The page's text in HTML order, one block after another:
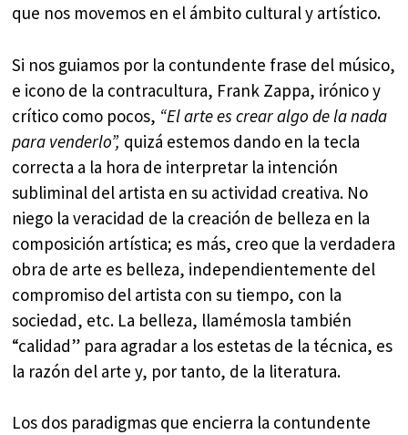
que nos movemos en el ámbito cultural y artístico.
Si nos guiamos por la contundente frase del músico,
e icono de la contracultura, Frank Zappa, irónico y
crítico como pocos, “El arte es crear algo de la nada
para venderlo”, quizá estemos dando en la tecla
correcta a la hora de interpretar la intención
subliminal del artista en su actividad creativa. No
niego la veracidad de la creación de belleza en la
composición artística; es más, creo que la verdadera
obra de arte es belleza, independientemente del
compromiso del artista con su tiempo, con la
sociedad, etc. La belleza, llamémosla también
“calidad” para agradar a los estetas de la técnica, es
la razón del arte y, por tanto, de la literatura.
Los dos paradigmas que encierra la contundente